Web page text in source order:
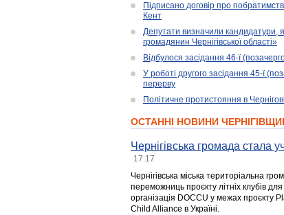
Підписано договір про
Кент
Депутати визначили кандидатури,
громадянин Чернігівської області»
Відбулося засідання 46-ї
У роботі другого засідання 45-ї
перерву
Політичне протистояння в
ОСТАННІ НОВИНИ
Чернігівська громада стала
17:17
Чернігівська міська територіальна
переможниць проєкту літніх клубів
організація DOCCU у межах проєкту
Child Alliance в Україні.